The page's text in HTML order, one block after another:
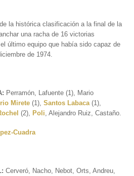
la histórica clasificación a la final de la
una racha de 16 victorias
último equipo que había sido capaz de
de 1974.
Perramón, Lafuente (1), Mario
Mirete (1), Santos Labaca (1),
(2), Poli , Alejandro Ruiz, Castaño.
Cuadra
Cerveró, Nacho, Nebot, Orts, Andreu,